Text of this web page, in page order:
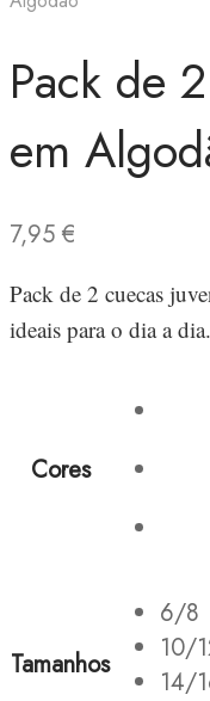
Pack de
em
7,95 €
Pack de 2 cuecas
ideais para o dia a dia.
Cores
Tamanhos
6/8
10/
14/